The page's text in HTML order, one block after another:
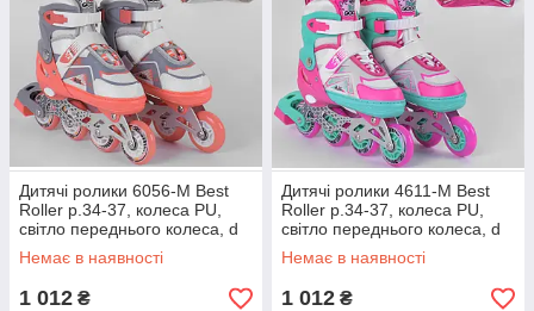
Дитячі ролики 6056-М Best
Roller р.34-37, колеса PU,
світло переднього колеса, d
коліщатка — 7 см роликові
ковзани
Немає в наявності
1 012 ₴
Дитячі ролики 4611-М Best
Roller р.34-37, колеса PU,
світло переднього колеса, d
коліщатка — 7 см роликові
ковзани
Немає в наявності
1 012 ₴